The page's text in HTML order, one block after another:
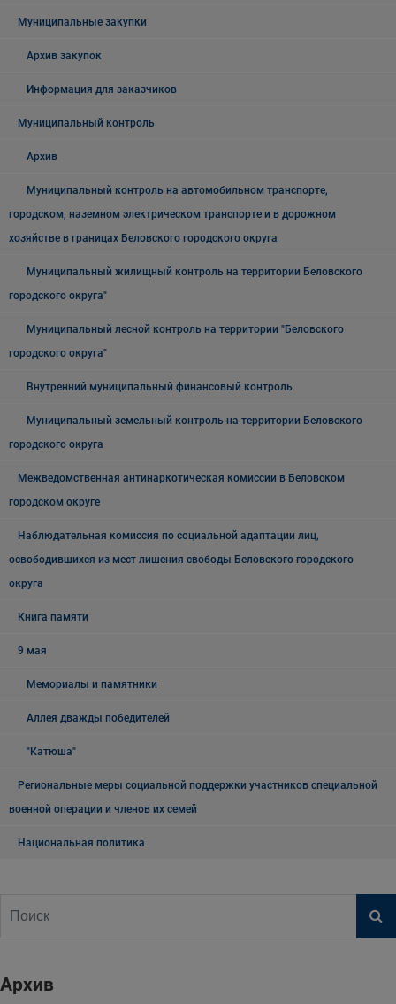
Муниципальные закупки
Архив закупок
Информация для заказчиков
Муниципальный контроль
Архив
Муниципальный контроль на автомобильном транспорте,
городском, наземном электрическом транспорте и в дорожном
хозяйстве в границах Беловского городского округа
Муниципальный жилищный контроль на территории Беловского
городского округа"
Муниципальный лесной контроль на территории "Беловского
городского округа"
Внутренний муниципальный финансовый контроль
Муниципальный земельный контроль на территории Беловского
городского округа
Межведомственная антинаркотическая комиссии в Беловском
городском округе
Наблюдательная комиссия по социальной адаптации лиц,
освободившихся из мест лишения свободы Беловского городского
округа
Книга памяти
9 мая
Мемориалы и памятники
Аллея дважды победителей
"Катюша"
Региональные меры социальной поддержки участников специальной
военной операции и членов их семей
Национальная политика
Архив